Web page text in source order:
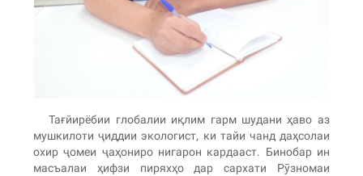
Тағйирёбии глобалии иқлим гарм шудани ҳаво аз
мушкилоти ҷиддии экологист, ки тайи чанд даҳсолаи
охир ҷомеи ҷаҳониро нигарон кардааст. Бинобар ин
масъалаи ҳифзи пиряхҳо дар сархати Рӯзномаи